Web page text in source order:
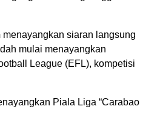
siaran langsung
mulai menayangkan
League (EFL), kompetisi
Piala Liga “Carabao